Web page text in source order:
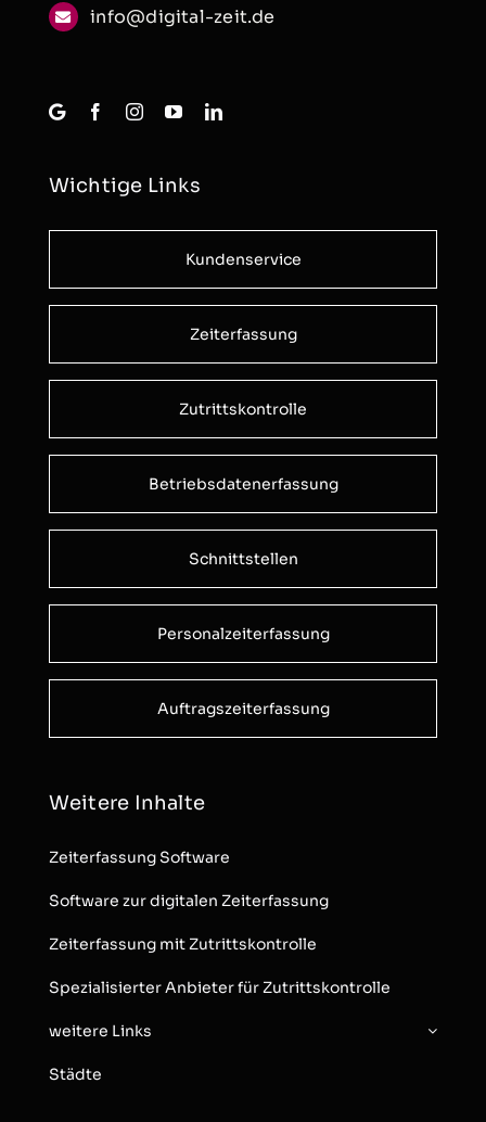
info@digital-zeit.de
Wichtige Links
Kundenservice
Zeiterfassung
Zutrittskontrolle
Betriebsdatenerfassung
Schnittstellen
Personalzeiterfassung
Auftragszeiterfassung
Weitere Inhalte
Zeiterfassung Software
Software zur digitalen Zeiterfassung
Zeiterfassung mit Zutrittskontrolle
Spezialisierter Anbieter für Zutrittskontrolle
weitere Links
Städte